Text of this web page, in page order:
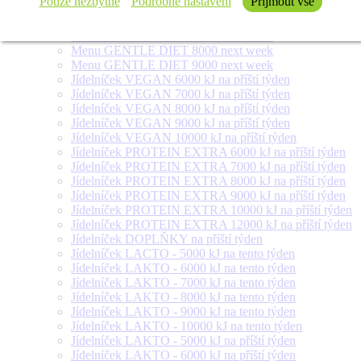
Menu FOR DIABETICS 300 g next week
Menu GENTLE DIET 8000 next week
Menu GENTLE DIET 9000 next week
Jídelníček VEGAN 6000 kJ na příští týden
Jídelníček VEGAN 7000 kJ na příští týden
Jídelníček VEGAN 8000 kJ na příští týden
Jídelníček VEGAN 9000 kJ na příští týden
Jídelníček VEGAN 10000 kJ na příští týden
Jídelníček PROTEIN EXTRA 6000 kJ na příští týden
Jídelníček PROTEIN EXTRA 7000 kJ na příští týden
Jídelníček PROTEIN EXTRA 8000 kJ na příští týden
Jídelníček PROTEIN EXTRA 9000 kJ na příští týden
Jídelníček PROTEIN EXTRA 10000 kJ na příští týden
Jídelníček PROTEIN EXTRA 12000 kJ na příští týden
Jídelníček DOPLŇKY na příští týden
Jídelníček LACTO - 5000 kJ na tento týden
Jídelníček LAKTO - 6000 kJ na tento týden
Jídelníček LAKTO - 7000 kJ na tento týden
Jídelníček LAKTO - 8000 kJ na tento týden
Jídelníček LAKTO - 9000 kJ na tento týden
Jídelníček LAKTO - 10000 kJ na tento týden
Jídelníček LAKTO - 5000 kJ na příští týden
Jídelníček LAKTO - 6000 kJ na příští týden